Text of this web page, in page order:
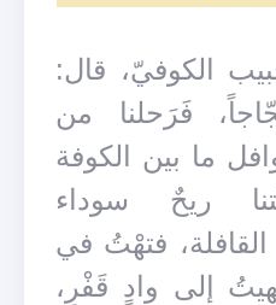
الكوفيّ، قال:
فَرَحلنا من
ما بين الكوفة
ريحٌ سوداء
فتهْتُ في
إلى وادٍ قَفْرٍ،